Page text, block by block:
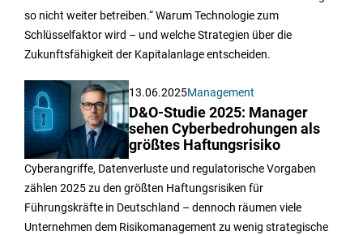
so nicht weiter betreiben.“ Warum Technologie zum
Schlüsselfaktor wird – und welche Strategien über die
Zukunftsfähigkeit der Kapitalanlage entscheiden.
13.06.2025Management
D&O-Studie 2025: Manager
sehen Cyberbedrohungen als
größtes Haftungsrisiko
Cyberangriffe, Datenverluste und regulatorische Vorgaben
zählen 2025 zu den größten Haftungsrisiken für
Führungskräfte in Deutschland – dennoch räumen viele
Unternehmen dem Risikomanagement zu wenig strategische